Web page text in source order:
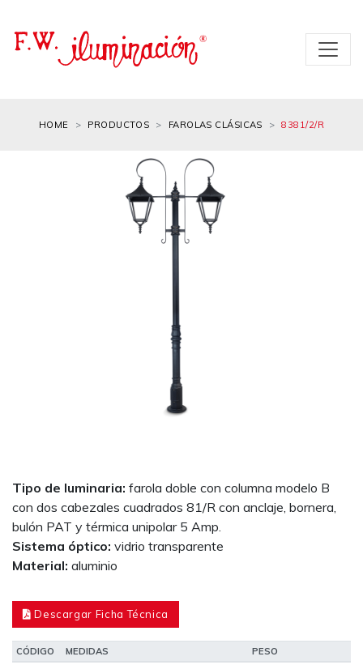
HOME PRODUCTOS FAROLAS CLÁSICAS 8381/2/R
Tipo de luminaria: farola doble con columna modelo B
con dos cabezales cuadrados 81/R con anclaje, bornera,
bulón PAT y térmica unipolar 5 Amp.
Sistema óptico: vidrio transparente
Material: aluminio
Descargar Ficha Técnica
CÓDIGO MEDIDAS PESO